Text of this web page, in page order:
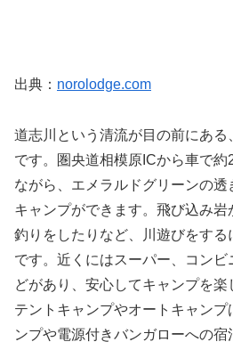
出典： norolodge.com
道志川という清流が目の前にあ
です。圏央道相模原ICから車で約
ながら、エメラルドグリーンの
キャンプができます。飛び込み岩
釣りをしたりなど、川遊びをす
です。近くにはスーパー、コン
どがあり、安心してキャンプを楽
テントキャンプやオートキャン
ンプや電源付きバンガローへの宿